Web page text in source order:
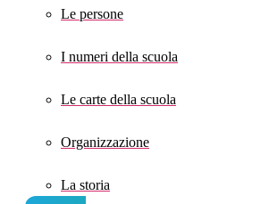
Le persone
I numeri della scuola
Le carte della scuola
Organizzazione
La storia